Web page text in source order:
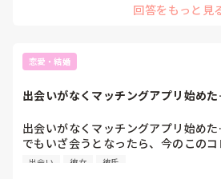
ERで近くの消防署のスタッフとの合コ
回答をもっと見
恋愛・結婚
出会いがなくマッチングアプリ始め
出会いがなくマッチングアプリ始めた
でもいざ会うとなったら、今のこの
もいいものかどうか迷う…。
出会い 彼女 彼氏